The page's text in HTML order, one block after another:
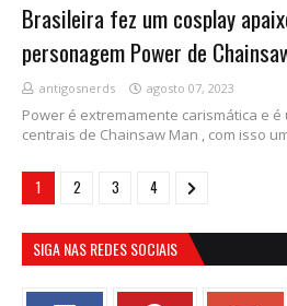
Brasileira fez um cosplay
personagem Power de
antigosnerds agosto 07, 2023
Power é extremamente carismática e
centrais de Chainsaw Man , com isso
1 2 3 4
SIGA NAS REDES SOCIAIS